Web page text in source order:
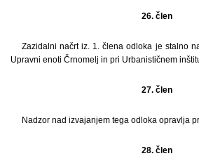
26. člen
Zazidalni načrt iz. 1. člena odloka je stalno
Upravni enoti Črnomelj in pri Urbanističnem
27. člen
Nadzor nad izvajanjem tega odloka opravlja
28. člen